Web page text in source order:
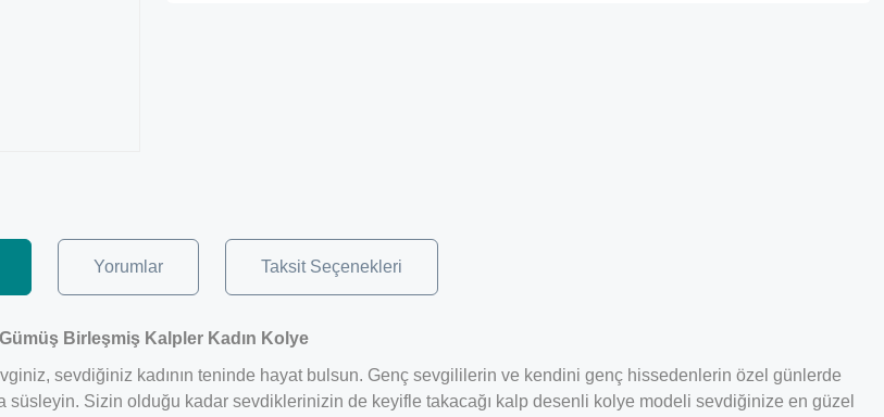
Yorumlar Taksit Seçenekleri
Gümüş Birleşmiş Kalpler Kadın Kolye
sevdiğiniz kadının teninde hayat bulsun. Genç sevgililerin ve kendini genç hissedenlerin özel günlerde
Sizin olduğu kadar sevdiklerinizin de keyifle takacağı kalp desenli kolye modeli sevdiğinize en güzel